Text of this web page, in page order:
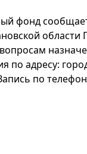
фонд
области
по адресу:
по